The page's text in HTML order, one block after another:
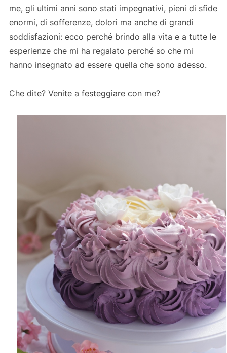
me, gli ultimi anni sono stati impegnativi, pieni di sfide
enormi, di sofferenze, dolori ma anche di grandi
soddisfazioni: ecco perché brindo alla vita e a tutte le
esperienze che mi ha regalato perché so che mi
hanno insegnato ad essere quella che sono adesso.
Che dite? Venite a festeggiare con me?